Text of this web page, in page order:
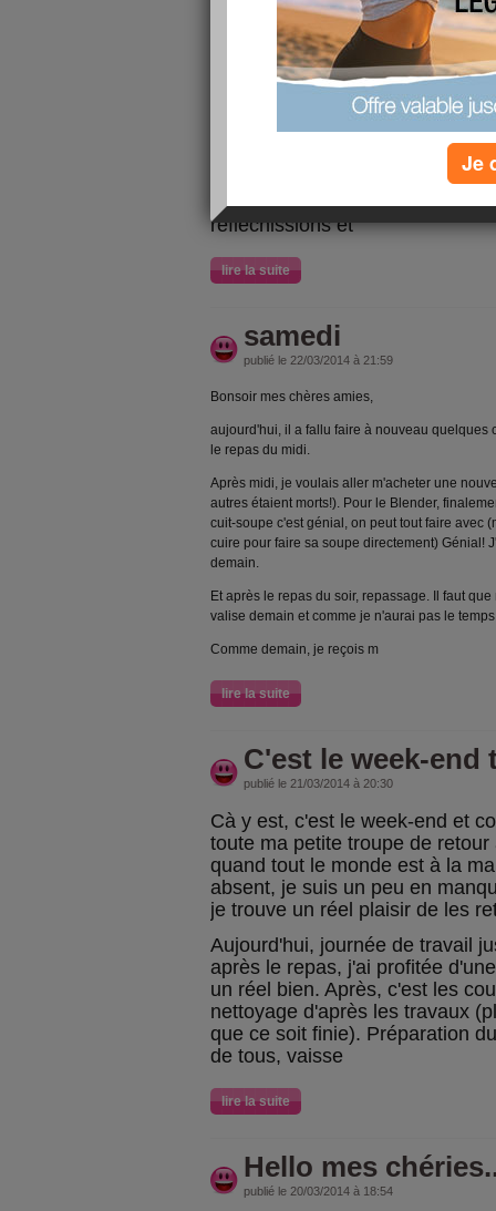
hier, j'ai pour le repas, j'avais
topinanbourg. C'était extra,
par un roti de dinde avec
Bruxelles et salade de chicon
dessert, j'avais fait des choux
chaussons aux pommes et
pour le soir, je n'ai rien mangé!
Ce soir, nous avions RV avec
Depuis, que mon ex mari est
réfléchissions et
lire la suite
samedi
publié le 22/03/2014 à 21:59
Bonsoir mes chères amies,
aujourd'hui, il a fallu faire à nouveau quelques
le repas du midi.
Après midi, je voulais aller m'acheter une
autres étaient morts!). Pour le Blender,
cuit-soupe c'est génial, on peut tout faire avec
cuire pour faire sa soupe directement) Génial!
demain.
Et après le repas du soir, repassage. Il faut
valise demain et comme je n'aurai pas le
Comme demain, je reçois m
lire la suite
C'est le week-end
publié le 21/03/2014 à 20:30
Cà y est, c'est le week-end et
toute ma petite troupe de
quand tout le monde est à la
absent, je suis un peu en
je trouve un réel plaisir de les
Aujourd'hui, journée de travail
après le repas, j'ai profitée
un réel bien. Après, c'est les
nettoyage d'après les travaux
que ce soit finie). Préparation
de tous, vaisse
lire la suite
Hello mes
publié le 20/03/2014 à 18:54
Je